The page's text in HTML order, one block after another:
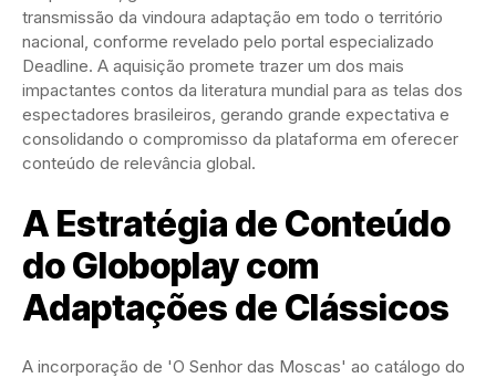
transmissão da vindoura adaptação em todo o território
nacional, conforme revelado pelo portal especializado
Deadline. A aquisição promete trazer um dos mais
impactantes contos da literatura mundial para as telas dos
espectadores brasileiros, gerando grande expectativa e
consolidando o compromisso da plataforma em oferecer
conteúdo de relevância global.
A Estratégia de Conteúdo
do Globoplay com
Adaptações de Clássicos
A incorporação de 'O Senhor das Moscas' ao catálogo do